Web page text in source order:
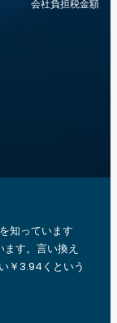
会社負担税金額
知っています
す。言い換え
￥3.94くという